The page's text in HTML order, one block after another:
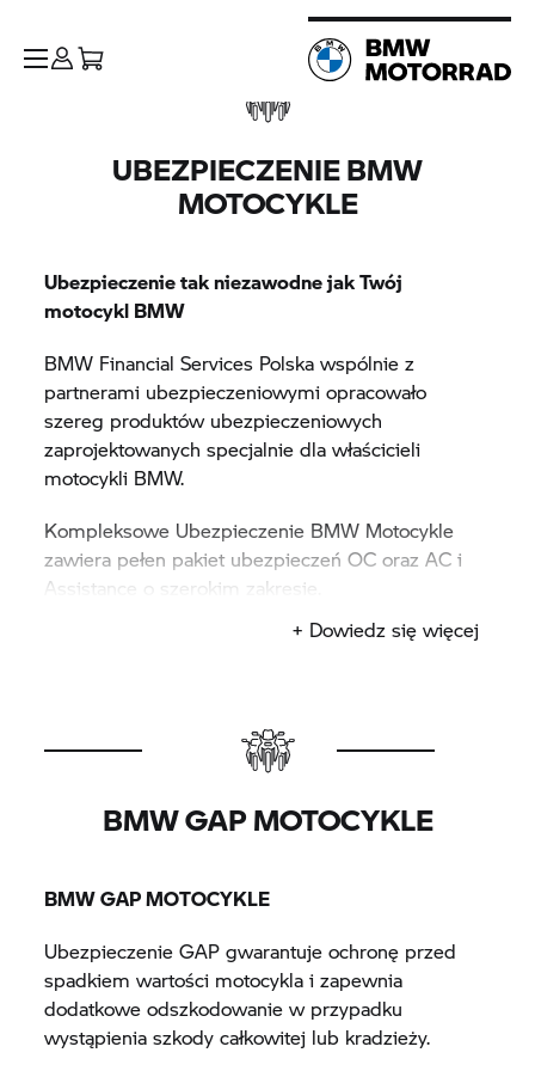
UBEZPIECZENIE BMW
MOTOCYKLE
Ubezpieczenie tak niezawodne jak Twój
motocykl BMW
BMW Financial Services Polska wspólnie z
partnerami ubezpieczeniowymi opracowało
szereg produktów ubezpieczeniowych
zaprojektowanych specjalnie dla właścicieli
motocykli BMW.
Kompleksowe Ubezpieczenie BMW Motocykle
zawiera pełen pakiet ubezpieczeń OC oraz AC i
Assistance o szerokim zakresie.
Obowiązkowe ubezpieczenie
odpowiedzialności cywilnej (OC).
Ubezpieczenie autocasco - od uszkodzeń i
kradzieży lub czynników losowych.
wypadków (NNW).
Ubezpieczenie Zielona Karta.
Car Assistance.
Ubezpieczenie Ochrona Prawna.
+ Dowiedz się więcej
BMW GAP MOTOCYKLE
BMW GAP MOTOCYKLE
Ubezpieczenie GAP gwarantuje ochronę przed
spadkiem wartości motocykla i zapewnia
dodatkowe odszkodowanie w przypadku
wystąpienia szkody całkowitej lub kradzieży.